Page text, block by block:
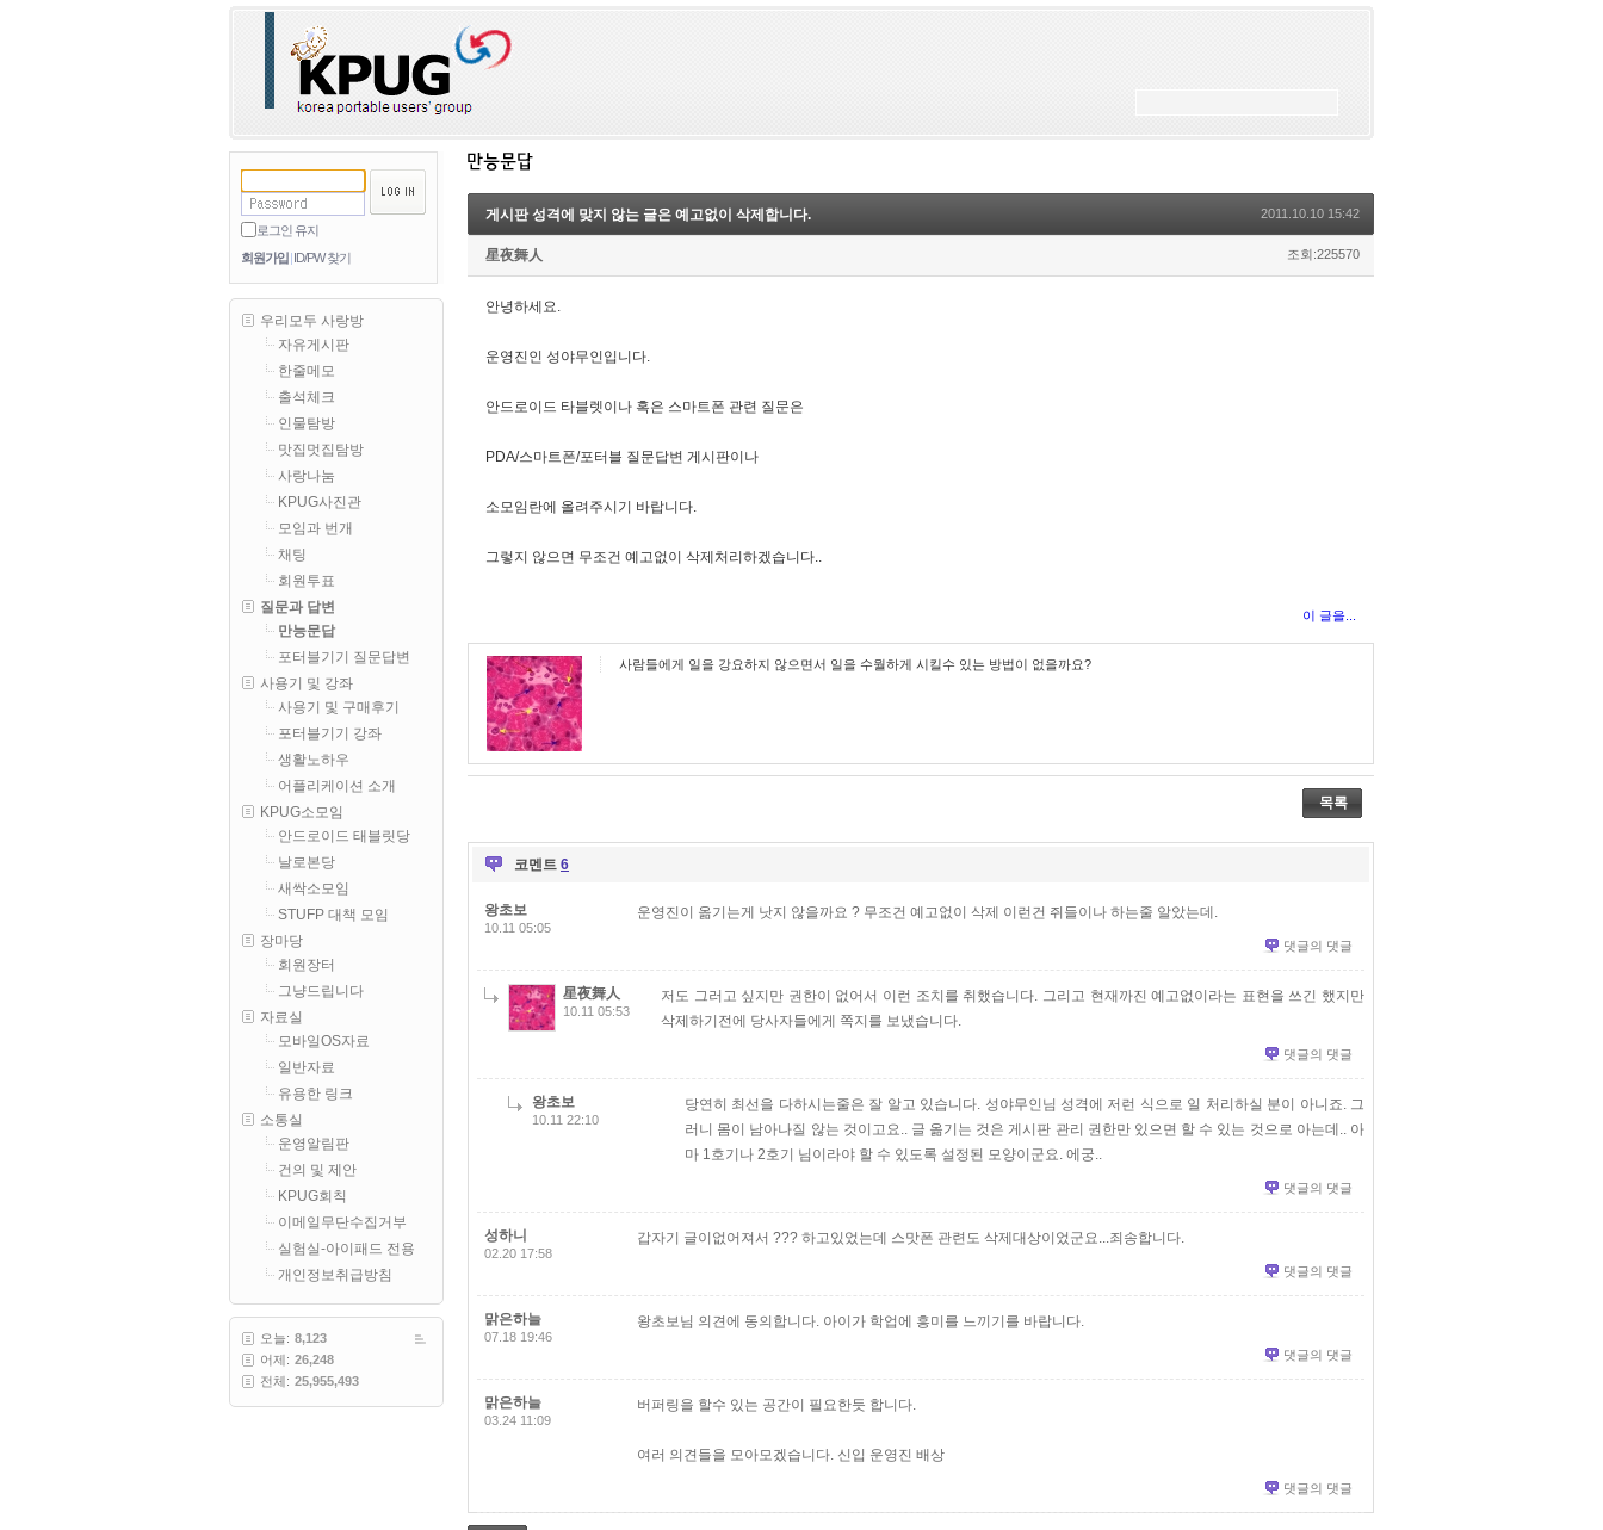
게시판 성격에 맞지 않는 글은 예고없이 삭제합니다. 2011.10.10 15:42
星夜舞人 조회:225570
안녕하세요.
운영진인 성야무인입니다.
안드로이드 타블렛이나 혹은 스마트폰 관련 질문은
PDA/스마트폰/포터블 질문답변 게시판이나
소모임란에 올려주시기 바랍니다.
그렇지 않으면 무조건 예고없이 삭제처리하겠습니다..
이 글을...
사람들에게 일을 강요하지 않으면서 일을 수월하게 시킬수 있는 방법이 없을까요?
목록
코멘트 6
왕초보
10.11 05:05
운영진이 옮기는게 낫지 않을까요 ? 무조건 예고없이 삭제 이런건 쥐들이나 하는줄 알았는데.
댓글의 댓글
星夜舞人
10.11 05:53
저도 그러고 싶지만 권한이 없어서 이런 조치를 취했습니다. 그리고 현재까진 예고없이라는 표현을 쓰긴 했지만
삭제하기전에 당사자들에게 쪽지를 보냈습니다.
댓글의 댓글
왕초보
10.11 22:10
당연히 최선을 다하시는줄은 잘 알고 있습니다. 성야무인님 성격에 저런 식으로 일 처리하실 분이 아니죠. 그
러니 몸이 남아나질 않는 것이고요.. 글 옮기는 것은 게시판 관리 권한만 있으면 할 수 있는 것으로 아는데.. 아
마 1호기나 2호기 님이라야 할 수 있도록 설정된 모양이군요. 에궁..
댓글의 댓글
성하니
02.20 17:58
갑자기 글이없어져서 ??? 하고있었는데 스맛폰 관련도 삭제대상이었군요...죄송합니다.
댓글의 댓글
맑은하늘
07.18 19:46
왕초보님 의견에 동의합니다. 아이가 학업에 흥미를 느끼기를 바랍니다.
댓글의 댓글
맑은하늘
03.24 11:09
버퍼링을 할수 있는 공간이 필요한듯 합니다.
여러 의견들을 모아모겠습니다. 신입 운영진 배상
댓글의 댓글
로그인 유지
회원가입 ID/PW 찾기
우리모두 사랑방
자유게시판
한줄메모
출석체크
인물탐방
맛집멋집탐방
사랑나눔
KPUG사진관
모임과 번개
채팅
회원투표
질문과 답변
만능문답
포터블기기 질문답변
사용기 및 강좌
사용기 및 구매후기
포터블기기 강좌
생활노하우
어플리케이션 소개
KPUG소모임
안드로이드 태블릿당
날로본당
새싹소모임
STUFP 대책 모임
장마당
회원장터
그냥드립니다
자료실
모바일OS자료
일반자료
유용한 링크
소통실
운영알림판
건의 및 제안
KPUG회칙
이메일무단수집거부
실험실-아이패드 전용
개인정보취급방침
오늘: 8,123
어제: 26,248
전체: 25,955,493